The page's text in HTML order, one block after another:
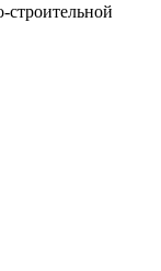
строительной